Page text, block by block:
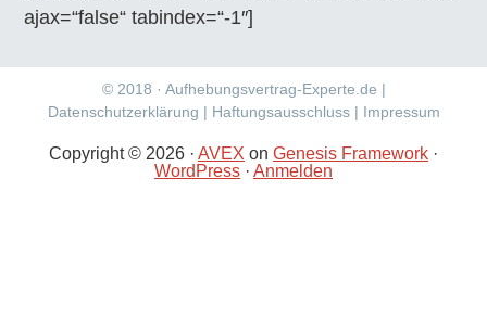
ajax=“false“ tabindex=“-1″]
© 2018 · Aufhebungsvertrag-Experte.de |
Datenschutzerklärung | Haftungsausschluss| Impressum
Copyright © 2026 · AVEX on Genesis Framework ·
WordPress · Anmelden